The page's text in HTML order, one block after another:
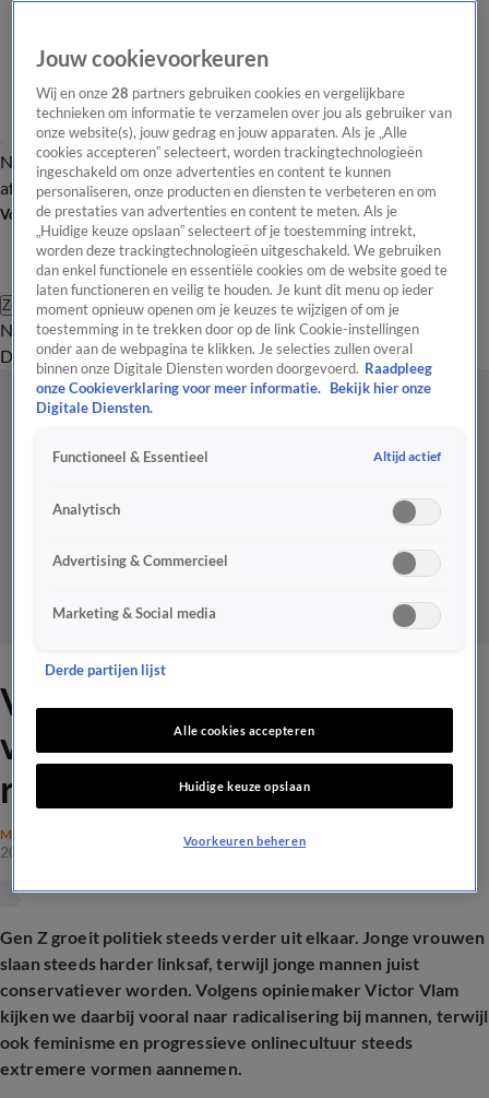
Nieuws van de DagOpinie van de Dag Onze categorieën Laatste
afleveringVideo's Nieuws van de Dag Podcast
Volg Nieuws van de Dag
Zoeken
Nieuws van de DagOpinie van de
Dag
Video'sUitzendingen PodcastPanelContact
Victor Vlam: ‘Linkse
vrouwen worden ook steeds
radicaler’
MAATSCHAPPIJ
20 mei 2026, 19:49
Gen Z groeit politiek steeds verder uit elkaar. Jonge vrouwen
slaan steeds harder linksaf, terwijl jonge mannen juist
conservatiever worden. Volgens opiniemaker Victor Vlam
kijken we daarbij vooral naar radicalisering bij mannen, terwijl
ook feminisme en progressieve onlinecultuur steeds
extremere vormen aannemen.
Jouw cookievoorkeuren
Wij en onze28 partners gebruiken cookies en vergelijkbare
technieken om informatie te verzamelen over jou als gebruiker van
onze website(s), jouw gedrag en jouw apparaten. Als je „Alle
cookies accepteren” selecteert, worden trackingtechnologieën
ingeschakeld om onze advertenties en content te kunnen
personaliseren, onze producten en diensten te verbeteren en om
de prestaties van advertenties en content te meten. Als je
„Huidige keuze opslaan” selecteert of je toestemming intrekt,
worden deze trackingtechnologieën uitgeschakeld. We gebruiken
dan enkel functionele en essentiële cookies om de website goed te
laten functioneren en veilig te houden. Je kunt dit menu op ieder
moment opnieuw openen om je keuzes te wijzigen of om je
toestemming in te trekken door op de link Cookie-instellingen
onder aan de webpagina te klikken. Je selecties zullen overal
binnen onze Digitale Diensten worden doorgevoerd. Raadpleeg
onze Cookieverklaring voor meer informatie.
Bekijk hier onze
Digitale Diensten.
Functioneel & Essentieel Altijd actief
Analytisch
Advertising & Commercieel
Marketing & Social media
Derde partijen lijst
Alle cookies accepteren
Huidige keuze opslaan
Voorkeuren beheren